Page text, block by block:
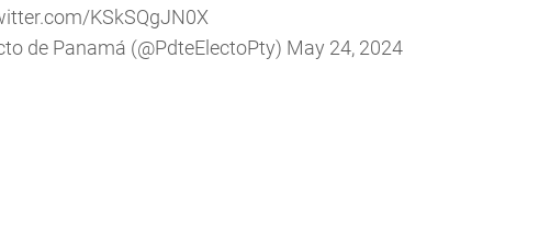
KSkSQgJN0X
de Panamá (@PdteElectoPty) May 24, 2024